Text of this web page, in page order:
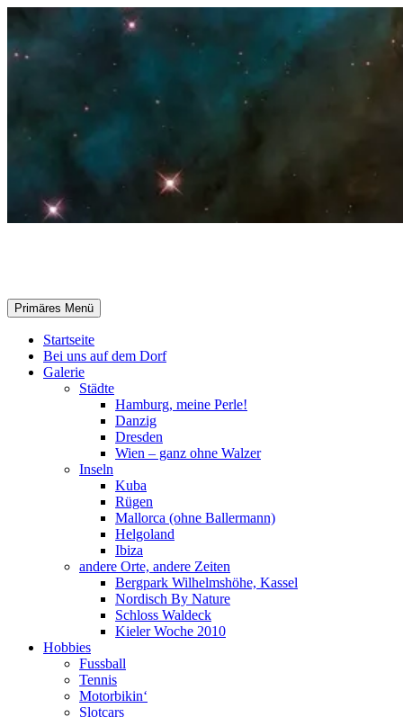
Suchen
Primäres Menü
Startseite
Bei uns auf dem Dorf
Galerie
Städte
Hamburg, meine Perle!
Danzig
Dresden
Wien – ganz ohne Walzer
Inseln
Kuba
Rügen
Mallorca (ohne Ballermann)
Helgoland
Ibiza
andere Orte, andere Zeiten
Bergpark Wilhelmshöhe, Kassel
Nordisch By Nature
Schloss Waldeck
Kieler Woche 2010
Hobbies
Fussball
Tennis
Motorbikin‘
Slotcars